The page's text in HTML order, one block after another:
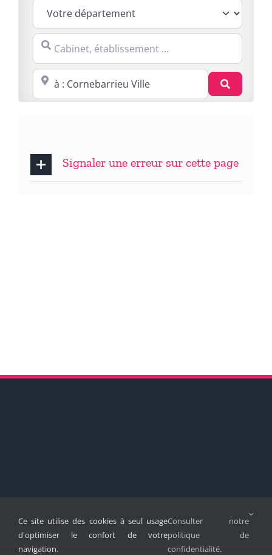
Cabinet, établissement ...
Proche de : ville, cp, lieu ...
Signaler une erreur sur cette page
Ce site utilise des cookies à seul usage
d'optimiser le confort de votre
navigation.
Consulter notre
politique de
confidentialité.